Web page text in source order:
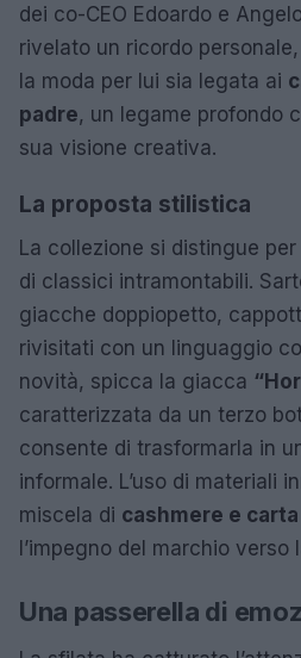
dei co-CEO Edoardo e
rivelato un ricordo
la moda per lui sia legata ai
padre, un legame profondo
sua visione creativa.
La proposta stilistica
La collezione si distingue per
di classici intramontabili.
giacche doppiopetto,
rivisitati con un linguaggio
novità, spicca la giacca
caratterizzata da un terzo
consente di trasformarla in
informale. L’uso di materiali
miscela di cashmere e
l’impegno del marchio verso
Una passerella di